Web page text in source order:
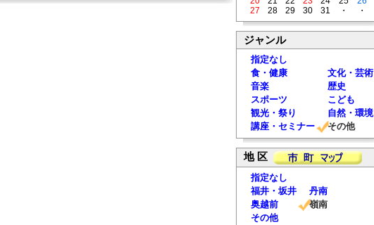
27
28 29 30 31 ・ ・
ジャンル
指定なし
食・健康
文化・芸術
音楽
歴史
スポーツ
こども
観光・祭り
自然・環境
講座・セミナー
その他
地 区
指定なし
福井・坂井
丹南
奥越前
嶺南
その他